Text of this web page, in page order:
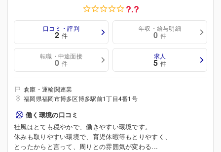
?.?
口コミ・評判
2 件
年収・給与明細
0 件
転職・中途面接
0 件
求人
5 件
倉庫・運輸関連業
福岡県福岡市博多区博多駅前1丁目4番1号
働く環境の口コミ
社風はとても穏やかで、働きやすい環境です。
休みも取りやすい環境で、育児休暇等もとりやすく、
とったからと言って、周りとの雰囲気が変わる...